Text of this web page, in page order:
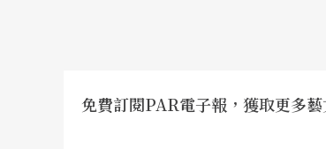
免費訂閱PAR電子報，獲取更多藝